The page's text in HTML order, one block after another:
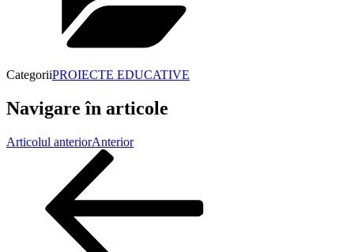
CategoriiPROIECTE EDUCATIVE
Navigare în articole
Articolul anteriorAnterior